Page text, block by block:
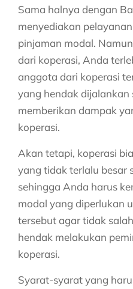
Sama halnya dengan
menyediakan
pinjaman modal.
dari koperasi, Anda
anggota dari koperasi
yang hendak dijalankan
memberikan dampak
koperasi.
Akan tetapi, koperasi
yang tidak terlalu besar
sehingga Anda harus
modal yang diperlukan
tersebut agar tidak
hendak melakukan
koperasi.
Syarat-syarat yang